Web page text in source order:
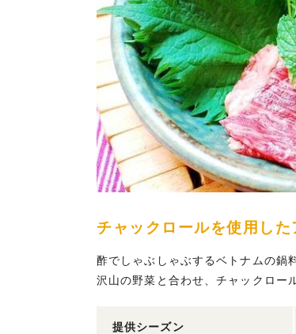
チャックロールを使用し
酢でしゃぶしゃぶするベトナムの鍋
沢山の野菜と合わせ、チャックロー
提供シーズン